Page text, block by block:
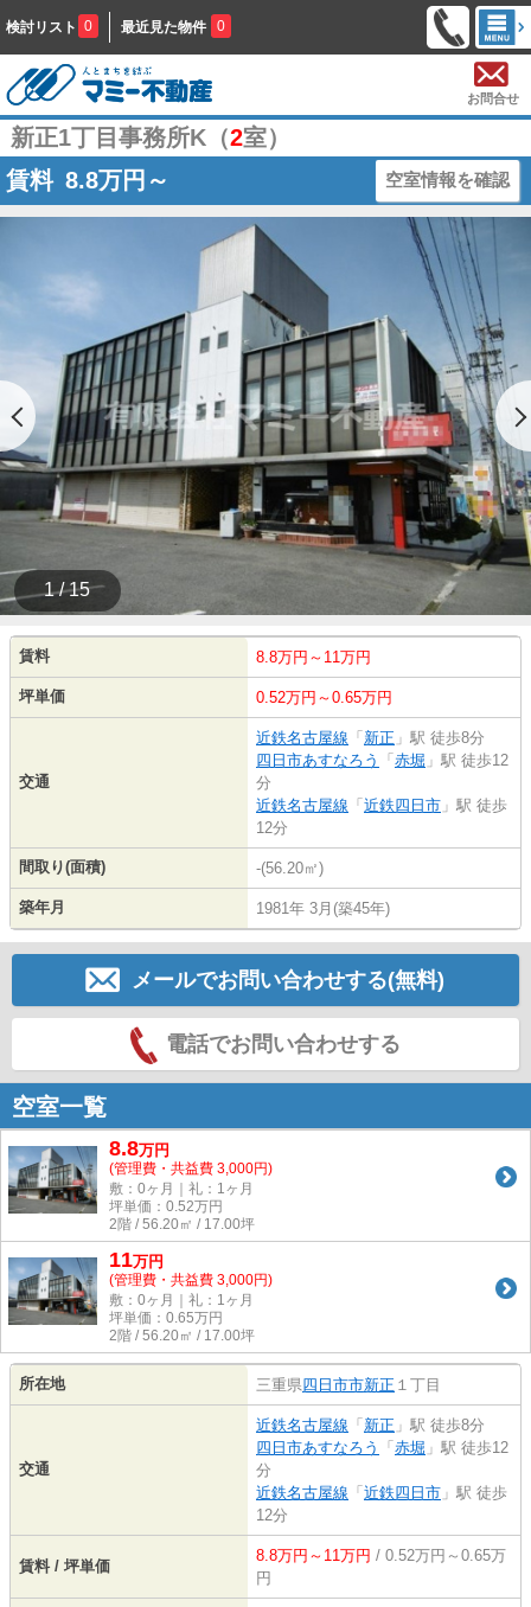
検討リスト 0 最近見た物件 0
お問合せ
新正1丁目事務所K（2室）
賃料 8.8万円～ 空室情報を確認
1 / 15
賃料 8.8万円～11万円
坪単価 0.52万円～0.65万円
交通
近鉄名古屋線 「 新正 」駅 徒歩8分
四日市あすなろう
「 赤堀 」駅 徒歩12
分
近鉄名古屋線 「 近鉄四日市 」駅 徒歩
12分
間取り(面積) -(56.20㎡)
築年月 1981年 3月(築45年)
メールでお問い合わせする(無料)
電話でお問い合わせする
空室一覧
8.8万円
(管理費・共益費 3,000円)
敷：0ヶ月｜礼：1ヶ月
坪単価： 0.52万円
2階 / 56.20㎡ / 17.00坪
11万円
(管理費・共益費 3,000円)
敷：0ヶ月｜礼：1ヶ月
坪単価： 0.65万円
2階 / 56.20㎡ / 17.00坪
所在地 三重県四日市市新正 １丁目
交通
近鉄名古屋線 「 新正 」駅 徒歩8分
四日市あすなろう
「 赤堀 」駅 徒歩12
分
近鉄名古屋線 「 近鉄四日市 」駅 徒歩
12分
賃料 / 坪単価
8.8万円～11万円 / 0.52万円～0.65万
円